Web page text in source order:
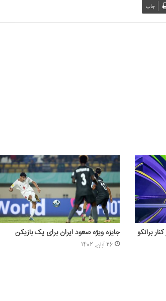
چاپ
برانکو جایزه ویژه صعود ایران برای یک بازیکن
26 آبان, 1402